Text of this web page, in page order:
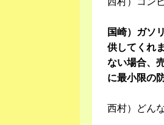
国崎）ガソ
供してくれ
ない場合、
に最小限の
西村）どん